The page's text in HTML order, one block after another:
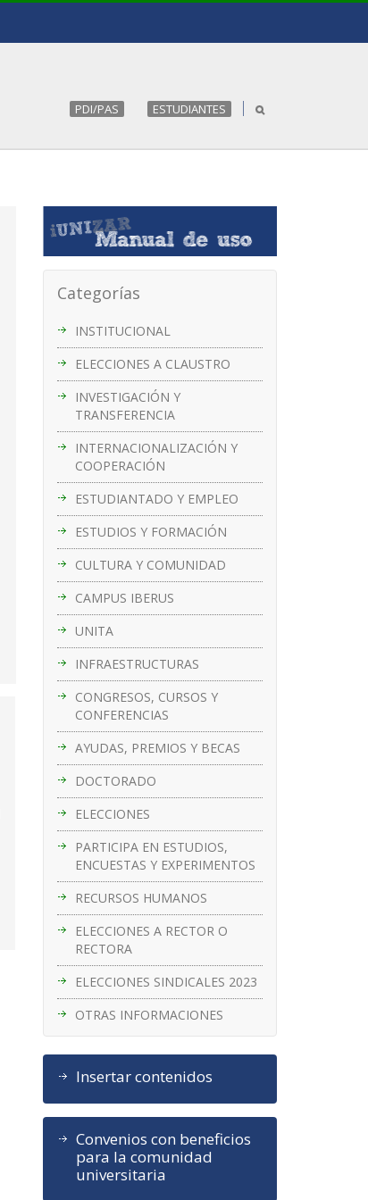
PDI/PAS ESTUDIANTES
Categorías
INSTITUCIONAL
ELECCIONES A CLAUSTRO
INVESTIGACIÓN Y
TRANSFERENCIA
INTERNACIONALIZACIÓN Y
COOPERACIÓN
ESTUDIANTADO Y EMPLEO
ESTUDIOS Y FORMACIÓN
CULTURA Y COMUNIDAD
CAMPUS IBERUS
UNITA
INFRAESTRUCTURAS
CONGRESOS, CURSOS Y
CONFERENCIAS
AYUDAS, PREMIOS Y BECAS
DOCTORADO
ELECCIONES
PARTICIPA EN ESTUDIOS,
ENCUESTAS Y EXPERIMENTOS
RECURSOS HUMANOS
ELECCIONES A RECTOR O
RECTORA
ELECCIONES SINDICALES 2023
OTRAS INFORMACIONES
Insertar contenidos
Convenios con beneficios
para la comunidad
universitaria